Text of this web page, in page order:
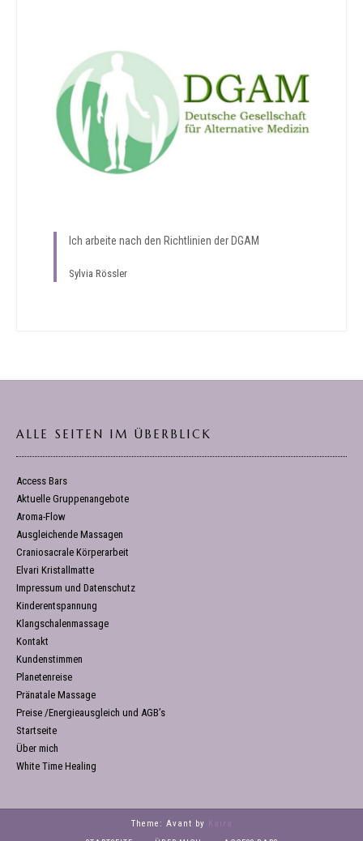
Ich arbeite nach den Richtlinien der DGAM
Sylvia Rössler
ALLE SEITEN IM ÜBERBLICK
Access Bars
Aktuelle Gruppenangebote
Aroma-Flow
Ausgleichende Massagen
Craniosacrale Körperarbeit
Elvari Kristallmatte
Impressum und Datenschutz
Kinderentspannung
Klangschalenmassage
Kontakt
Kundenstimmen
Planetenreise
Pränatale Massage
Preise /Energieausgleich und AGB’s
Startseite
Über mich
White Time Healing
Theme: Avant by Kaira